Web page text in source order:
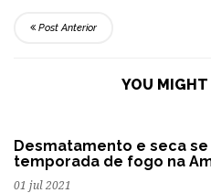
Post Anterior
YOU
Desmatamento e seca
temporada de fogo na
01 jul 2021